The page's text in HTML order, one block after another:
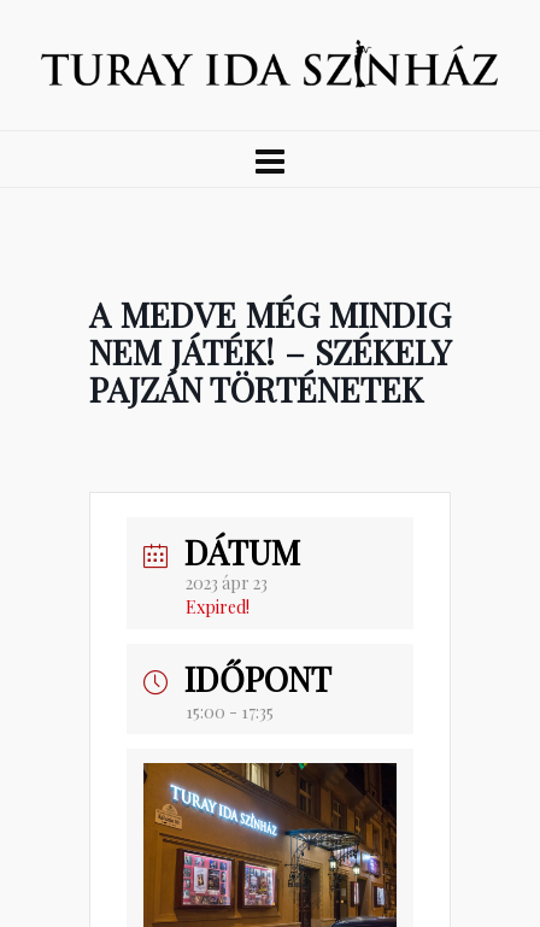
A MEDVE MÉG MINDIG
NEM JÁTÉK! – SZÉKELY
PAJZÁN TÖRTÉNETEK
DÁTUM
2023 ápr 23
Expired!
IDŐPONT
15:00 - 17:35